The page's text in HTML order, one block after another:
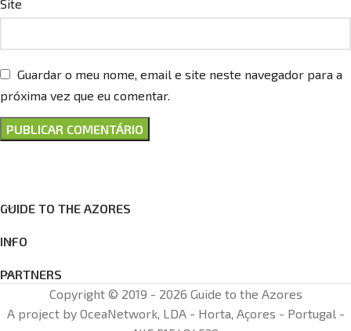
Site
Guardar o meu nome, email e site neste navegador para a
próxima vez que eu comentar.
GUIDE TO THE AZORES
INFO
PARTNERS
Copyright © 2019 - 2026 Guide to the Azores
A project by OceaNetwork, LDA - Horta, Açores - Portugal -